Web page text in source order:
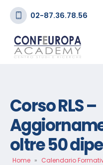
02-87.36.78.56
Corso RLS –
oltre 50
Home » Calendario